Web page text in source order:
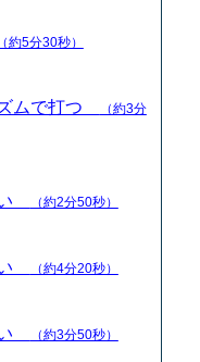
（約5分30秒）
ムで打つ
（約3分
い （約2分50秒）
い （約4分20秒）
い （約3分50秒）